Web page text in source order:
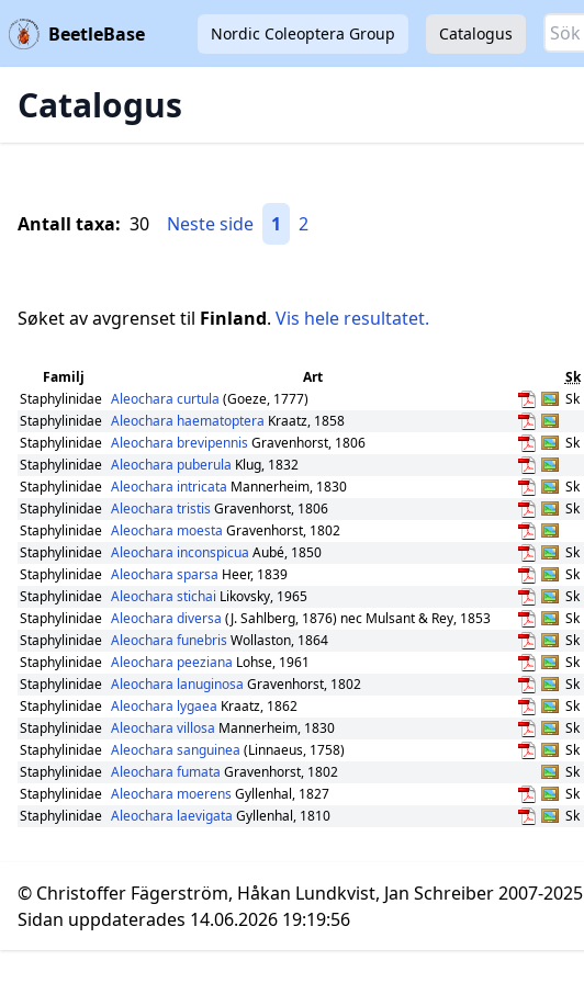
BeetleBase Nordic Coleoptera Group Catalogus Sök
Catalogus
Antall taxa: 30 Neste side 1 2
Søket av avgrenset til Finland. Vis hele resultatet.
Familj Art Sk
Staphylinidae Aleochara curtula (Goeze, 1777) Sk
Staphylinidae Aleochara haematoptera Kraatz, 1858
Staphylinidae Aleochara brevipennis Gravenhorst, 1806 Sk
Staphylinidae Aleochara puberula Klug, 1832
Staphylinidae Aleochara intricata Mannerheim, 1830 Sk
Staphylinidae Aleochara tristis Gravenhorst, 1806 Sk
Staphylinidae Aleochara moesta Gravenhorst, 1802
Staphylinidae Aleochara inconspicua Aubé, 1850 Sk
Staphylinidae Aleochara sparsa Heer, 1839 Sk
Staphylinidae Aleochara stichai Likovsky, 1965 Sk
Staphylinidae Aleochara diversa (J. Sahlberg, 1876) nec Mulsant & Rey, 1853 Sk
Staphylinidae Aleochara funebris Wollaston, 1864 Sk
Staphylinidae Aleochara peeziana Lohse, 1961 Sk
Staphylinidae Aleochara lanuginosa Gravenhorst, 1802 Sk
Staphylinidae Aleochara lygaea Kraatz, 1862 Sk
Staphylinidae Aleochara villosa Mannerheim, 1830 Sk
Staphylinidae Aleochara sanguinea (Linnaeus, 1758) Sk
Staphylinidae Aleochara fumata Gravenhorst, 1802 Sk
Staphylinidae Aleochara moerens Gyllenhal, 1827 Sk
Staphylinidae Aleochara laevigata Gyllenhal, 1810 Sk
© Christoffer Fägerström, Håkan Lundkvist, Jan Schreiber 2007-2025
Sidan uppdaterades 14.06.2026 19:19:56